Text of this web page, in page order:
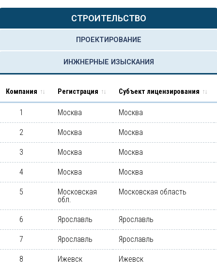
СТРОИТЕЛЬСТВО
ПРОЕКТИРОВАНИЕ
ИНЖНЕРНЫЕ ИЗЫСКАНИЯ
Компания Регистрация Субъект лицензирования
1 Москва Москва
2 Москва Москва
3 Москва Москва
4 Москва Москва
5
Московская
обл.
Московская область
6 Ярославль Ярославль
7 Ярославль Ярославль
8 Ижевск Ижевск